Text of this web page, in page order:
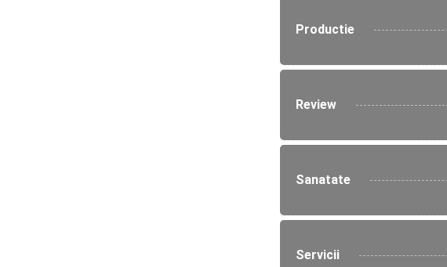
Productie
Review
Sanatate
Servicii